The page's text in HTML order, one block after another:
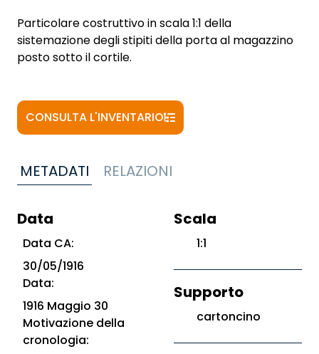
Particolare costruttivo in scala 1:1 della
sistemazione degli stipiti della porta al magazzino
posto sotto il cortile.
CONSULTA L'INVENTARIO
METADATI RELAZIONI
Data
Data CA:
30/05/1916
Data:
1916 Maggio 30
Motivazione della
cronologia:
Scala
1:1
Supporto
cartoncino